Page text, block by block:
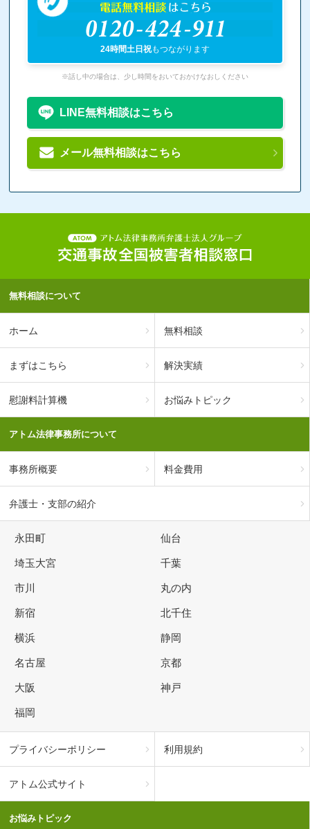
電話無料相談はこちら
0120-424-911
24時間土日祝もつながります
※話し中の場合は、少し時間をおいておかけなおしください
LINE無料相談はこちら
メール無料相談はこちら
無料相談について
ホーム 無料相談
まずはこちら 解決実績
慰謝料計算機 お悩みトピック
アトム法律事務所について
事務所概要 料金費用
弁護士・支部の紹介
永田町 仙台
埼玉大宮 千葉
市川 丸の内
新宿 北千住
横浜 静岡
名古屋 京都
大阪 神戸
福岡
プライバシーポリシー 利用規約
アトム公式サイト
お悩みトピック